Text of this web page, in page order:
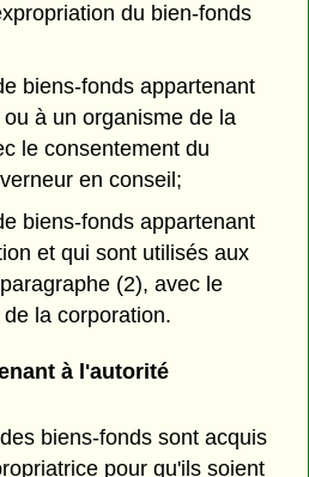
du bien-fonds
biens-fonds appartenant
à un organisme de la
le consentement du
en conseil;
biens-fonds appartenant
et qui sont utilisés aux
(2), avec le
la corporation.
à l'autorité
biens-fonds sont acquis
pour qu'ils soient